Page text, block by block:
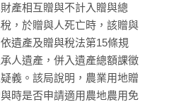
產相互贈與不計入贈與總
，於贈與人死亡時，該贈與
遺產及贈與稅法第15條規
人遺產，併入遺產總額課徵
義。該局說明，農業用地贈
時是否申請適用農地農用免